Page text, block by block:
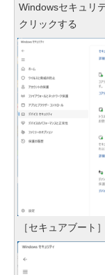
Windowsセキュリ
クリックする
［セキュアブート